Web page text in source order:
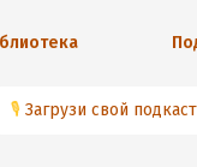
🎙 Загрузи свой подкаст